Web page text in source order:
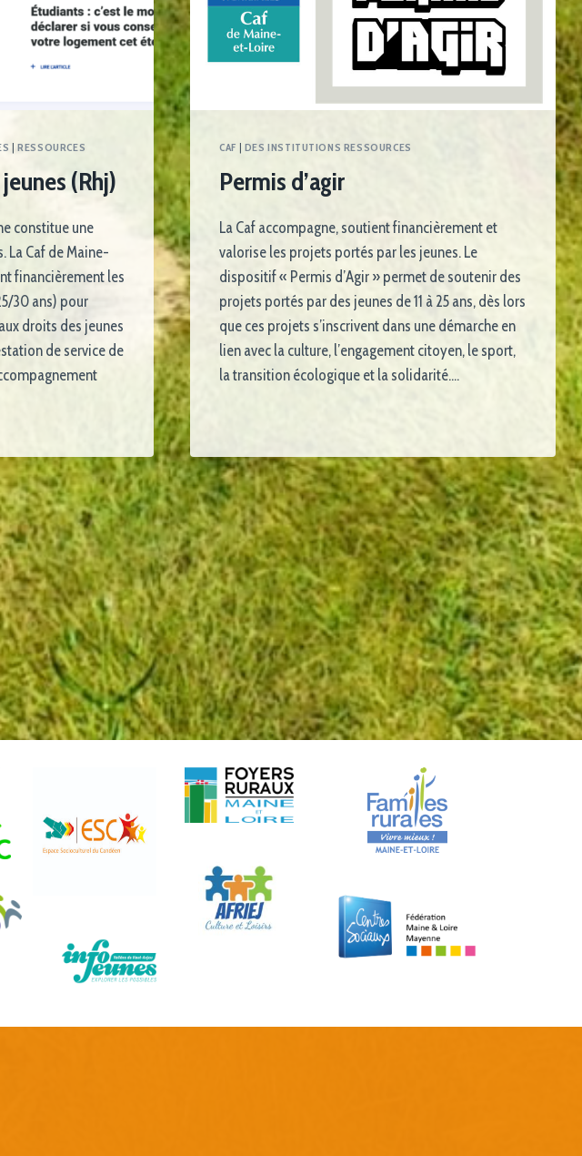
|RESSOURCES
(Rhj)
constitue une
La Caf de Maine-
financièrement les
30 ans) pour
droits des jeunes
de service de
CAF DES INSTITUTIONS RESSOURCES
Permis d’agir
La Caf accompagne, soutient financièrement et
valorise les projets portés par les jeunes. Le
dispositif « Permis d’Agir » permet de soutenir des
projets portés par des jeunes de 11 à 25 ans, dès lors
que ces projets s’inscrivent dans une démarche en
lien avec la culture, l’engagement citoyen, le sport,
la transition écologique et la solidarité….